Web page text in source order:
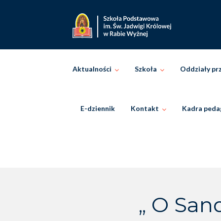
Aktualności Szkoła Oddziały
E-dziennik Kontakt Kadra
„ O